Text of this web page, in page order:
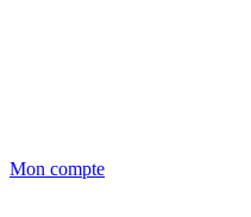
Mon compte